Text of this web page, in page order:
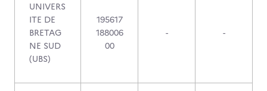
UNIVERS
ITE DE
BRETAG
NE SUD
(UBS)
195617
188006
00
- -